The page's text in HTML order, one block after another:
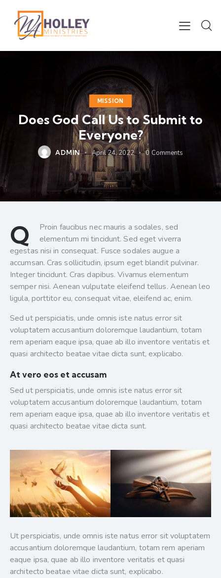
MISSION
Does God Call Us to Submit to
Everyone?
ADMIN April 24, 2022 0 Comments
Q
Proin faucibus nec mauris a sodales, sed
elementum mi tincidunt. Sed eget viverra
egestas nisi in consequat. Fusce sodales augue a
accumsan. Cras sollicitudin, ipsum eget blandit pulvinar.
Integer tincidunt. Cras dapibus. Vivamus elementum
semper nisi. Aenean vulputate eleifend tellus. Aenean leo
ligula, porttitor eu, consequat vitae, eleifend ac, enim.
Sed ut perspiciatis, unde omnis iste natus error sit
voluptatem accusantium doloremque laudantium, totam
rem aperiam eaque ipsa, quae ab illo inventore veritatis et
quasi architecto beatae vitae dicta sunt, explicabo.
At vero eos et accusam
Sed ut perspiciatis, unde omnis iste natus error sit
voluptatem accusantium doloremque laudantium, totam
rem aperiam eaque ipsa, quae ab illo inventore veritatis et
quasi architecto beatae vitae dicta sunt.
Ut perspiciatis, unde omnis iste natus error sit voluptatem
accusantium doloremque laudantium, totam rem aperiam
eaque ipsa, quae ab illo inventore veritatis et quasi
architecto beatae vitae dicta sunt, explicabo.